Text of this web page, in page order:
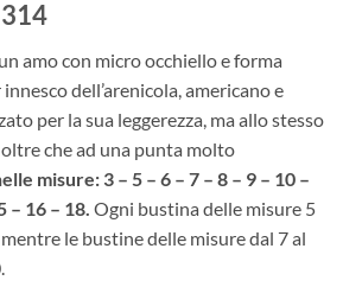
amo con micro occhiello e forma
dell’arenicola, americano e
per la sua leggerezza, ma allo stesso
che ad una punta molto
misure: 3 – 5 – 6 – 7 – 8 – 9 – 10 –
– 16 – 18. Ogni bustina delle misure 5
le bustine delle misure dal 7 al